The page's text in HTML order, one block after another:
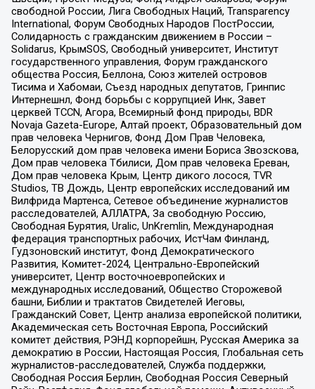
свободной России, Лига Свободных Наций, Transparеncy
International, Форум Свободных Народов ПостРоссии,
Солидарность с гражданским движением в России –
Solidarus, КрымSOS, Свободный университет, Институт
государственного управления, Форум гражданского
общества Россия, Беллона, Союз жителей островов
Тисима и Хабомаи, Съезд народных депутатов, Гринпис
Интернешнл, Фонд борьбы с коррупцией Инк, Завет
церквей TCCN, Агора, Всемирный фонд природы, BDR
Novaja Gazeta-Europe, Алтай проект, Образовательный дом
прав человека Чернигов, Фонд Дом Прав Человека,
Белорусский дом прав человека имени Бориса Звозскова,
Дом прав человека Тбилиси, Дом прав человека Ереван,
Дом прав человека Крым, Центр дикого лосося, TVR
Studios, ТВ Дождь, Центр европейских исследований им
Вилфрида Мартенса, Сетевое объединение журналистов
расследователей, АЛЛАТРА, За свободную Россию,
Свободная Бурятия, Uralic, UnKremlin, Международная
федерация транспортных рабочих, ИстЧам Финланд,
Гудзоновский институт, Фонд Демократического
Развития, Комитет-2024, Центрально-Европейский
университет, Центр восточноевропейских и
международных исследований, Общество Сторожевой
башни, Библии и трактатов Свидетелей Иеговы,
Гражданский Совет, Центр анализа европейской политики,
Академическая сеть Восточная Европа, Российский
комитет действия, РЭНД корпорейшн, Русская Америка за
демократию в России, Настоящая Россия, Глобальная сеть
журналистов-расследователей, Служба поддержки,
Свободная Россия Берлин, Свободная Россия Северный